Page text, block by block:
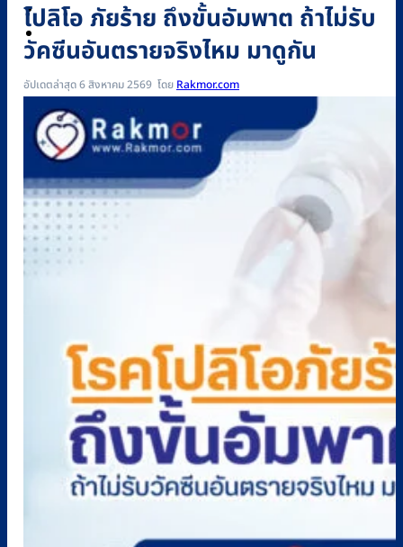
0
โปลิโอ ภัยร้าย ถึงขั้นอัมพาต ถ้าไม่รับ
วัคซีนอันตรายจริงไหม มาดูกัน
อัปเดตล่าสุด 6 สิงหาคม 2569 Rakmor.com